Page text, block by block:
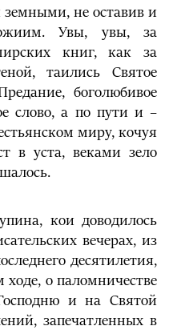
земными, не оставив и
Увы, увы, за
книг, как за
таились Святое
боголюбивое
слово, а по пути и –
миру, кочуя
уста, веками зело
кои доводилось
вечерах, из
десятилетия,
ходе, о паломничестве
и на Святой
запечатленных в